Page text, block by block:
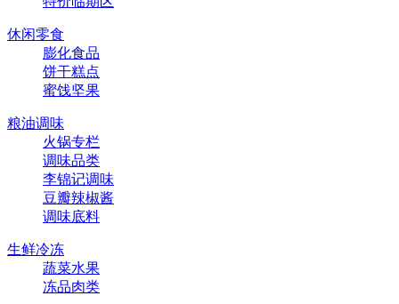
休闲零食
膨化食品
饼干糕点
蜜饯坚果
粮油调味
火锅专栏
调味品类
李锦记调味
豆瓣辣椒酱
调味底料
生鲜冷冻
蔬菜水果
冻品肉类